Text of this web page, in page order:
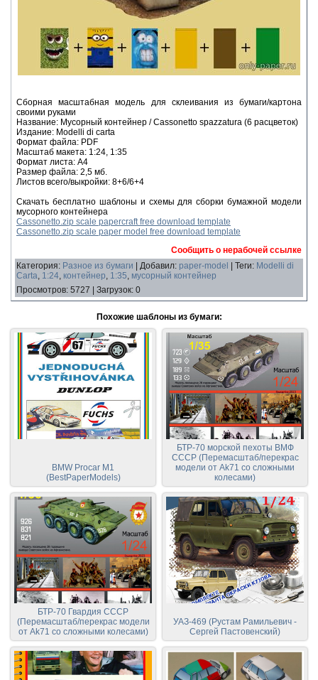
Сборная масштабная модель для склеивания из бумаги/картона
своими руками
Название: Мусорный контейнер / Cassonetto spazzatura (6 расцветок)
Издание: Modelli di carta
Формат файла: PDF
Масштаб макета: 1:24, 1:35
Формат листа: А4
Размер файла: 2,5 мб.
Листов всего/выкройки: 8+6/6+4
Скачать бесплатно шаблоны и схемы для сборки бумажной модели
мусорного контейнера
Cassonetto.zip scale papercraft free download template
Cassonetto.zip scale paper model free download template
Сообщить о нерабочей ссылке
Категория: Разное из бумаги Добавил: paper-model Теги: Modelli di
Carta, 1:24, контейнер, 1:35, мусорный контейнер
Просмотров: 5727 Загрузок: 0
Похожие шаблоны из бумаги:
BMW Procar M1
(BestPaperModels)
БТР-70 морской пехоты ВМФ
СССР (Перемасштаб/перекрас
модели от Ak71 со сложными
колесами)
БТР-70 Гвардия СССР
(Перемасштаб/перекрас модели
от Ak71 со сложными колесами)
УАЗ-469 (Рустам Рамильевич -
Сергей Пастовенский)